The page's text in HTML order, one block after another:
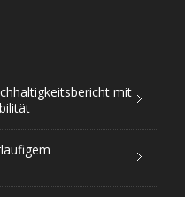
mit